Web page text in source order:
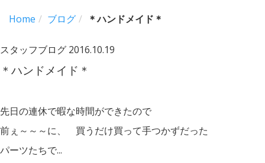
Home ブログ ＊ハンドメイド＊
スタッフブログ 2016.10.19
＊ハンドメイド＊
先日の連休で暇な時間ができたので
前ぇ～～～に、 買うだけ買って手つかずだった
パーツたちで...